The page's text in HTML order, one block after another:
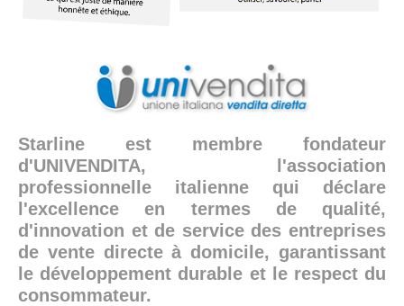
Starline est membre fondateur
d'UNIVENDITA, l'association
professionnelle italienne qui déclare
l'excellence en termes de qualité,
d'innovation et de service des entreprises
de vente directe à domicile, garantissant
le développement durable et le respect du
consommateur.